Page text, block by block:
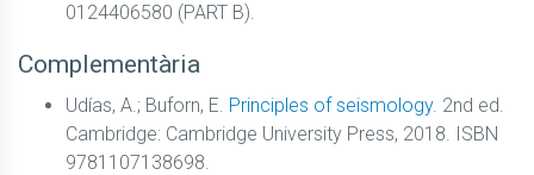
0124406580 (PART B).
Complementària
Udías, A.; Buforn, E. Principles of seismology. 2nd ed.
Cambridge: Cambridge University Press, 2018. ISBN
9781107138698.